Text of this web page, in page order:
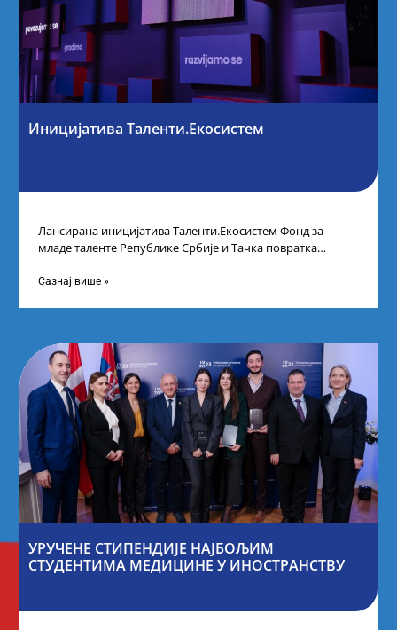
Иницијатива Таленти.Екосистем
Лансирана иницијатива Таленти.Екосистем Фонд за
младе таленте Републике Србије и Тачка повратка
догађају су се
Сазнај више »
УРУЧЕНЕ СТИПЕНДИЈЕ НАЈБОЉИМ
СТУДЕНТИМА МЕДИЦИНЕ У ИНОСТРАНСТВУ